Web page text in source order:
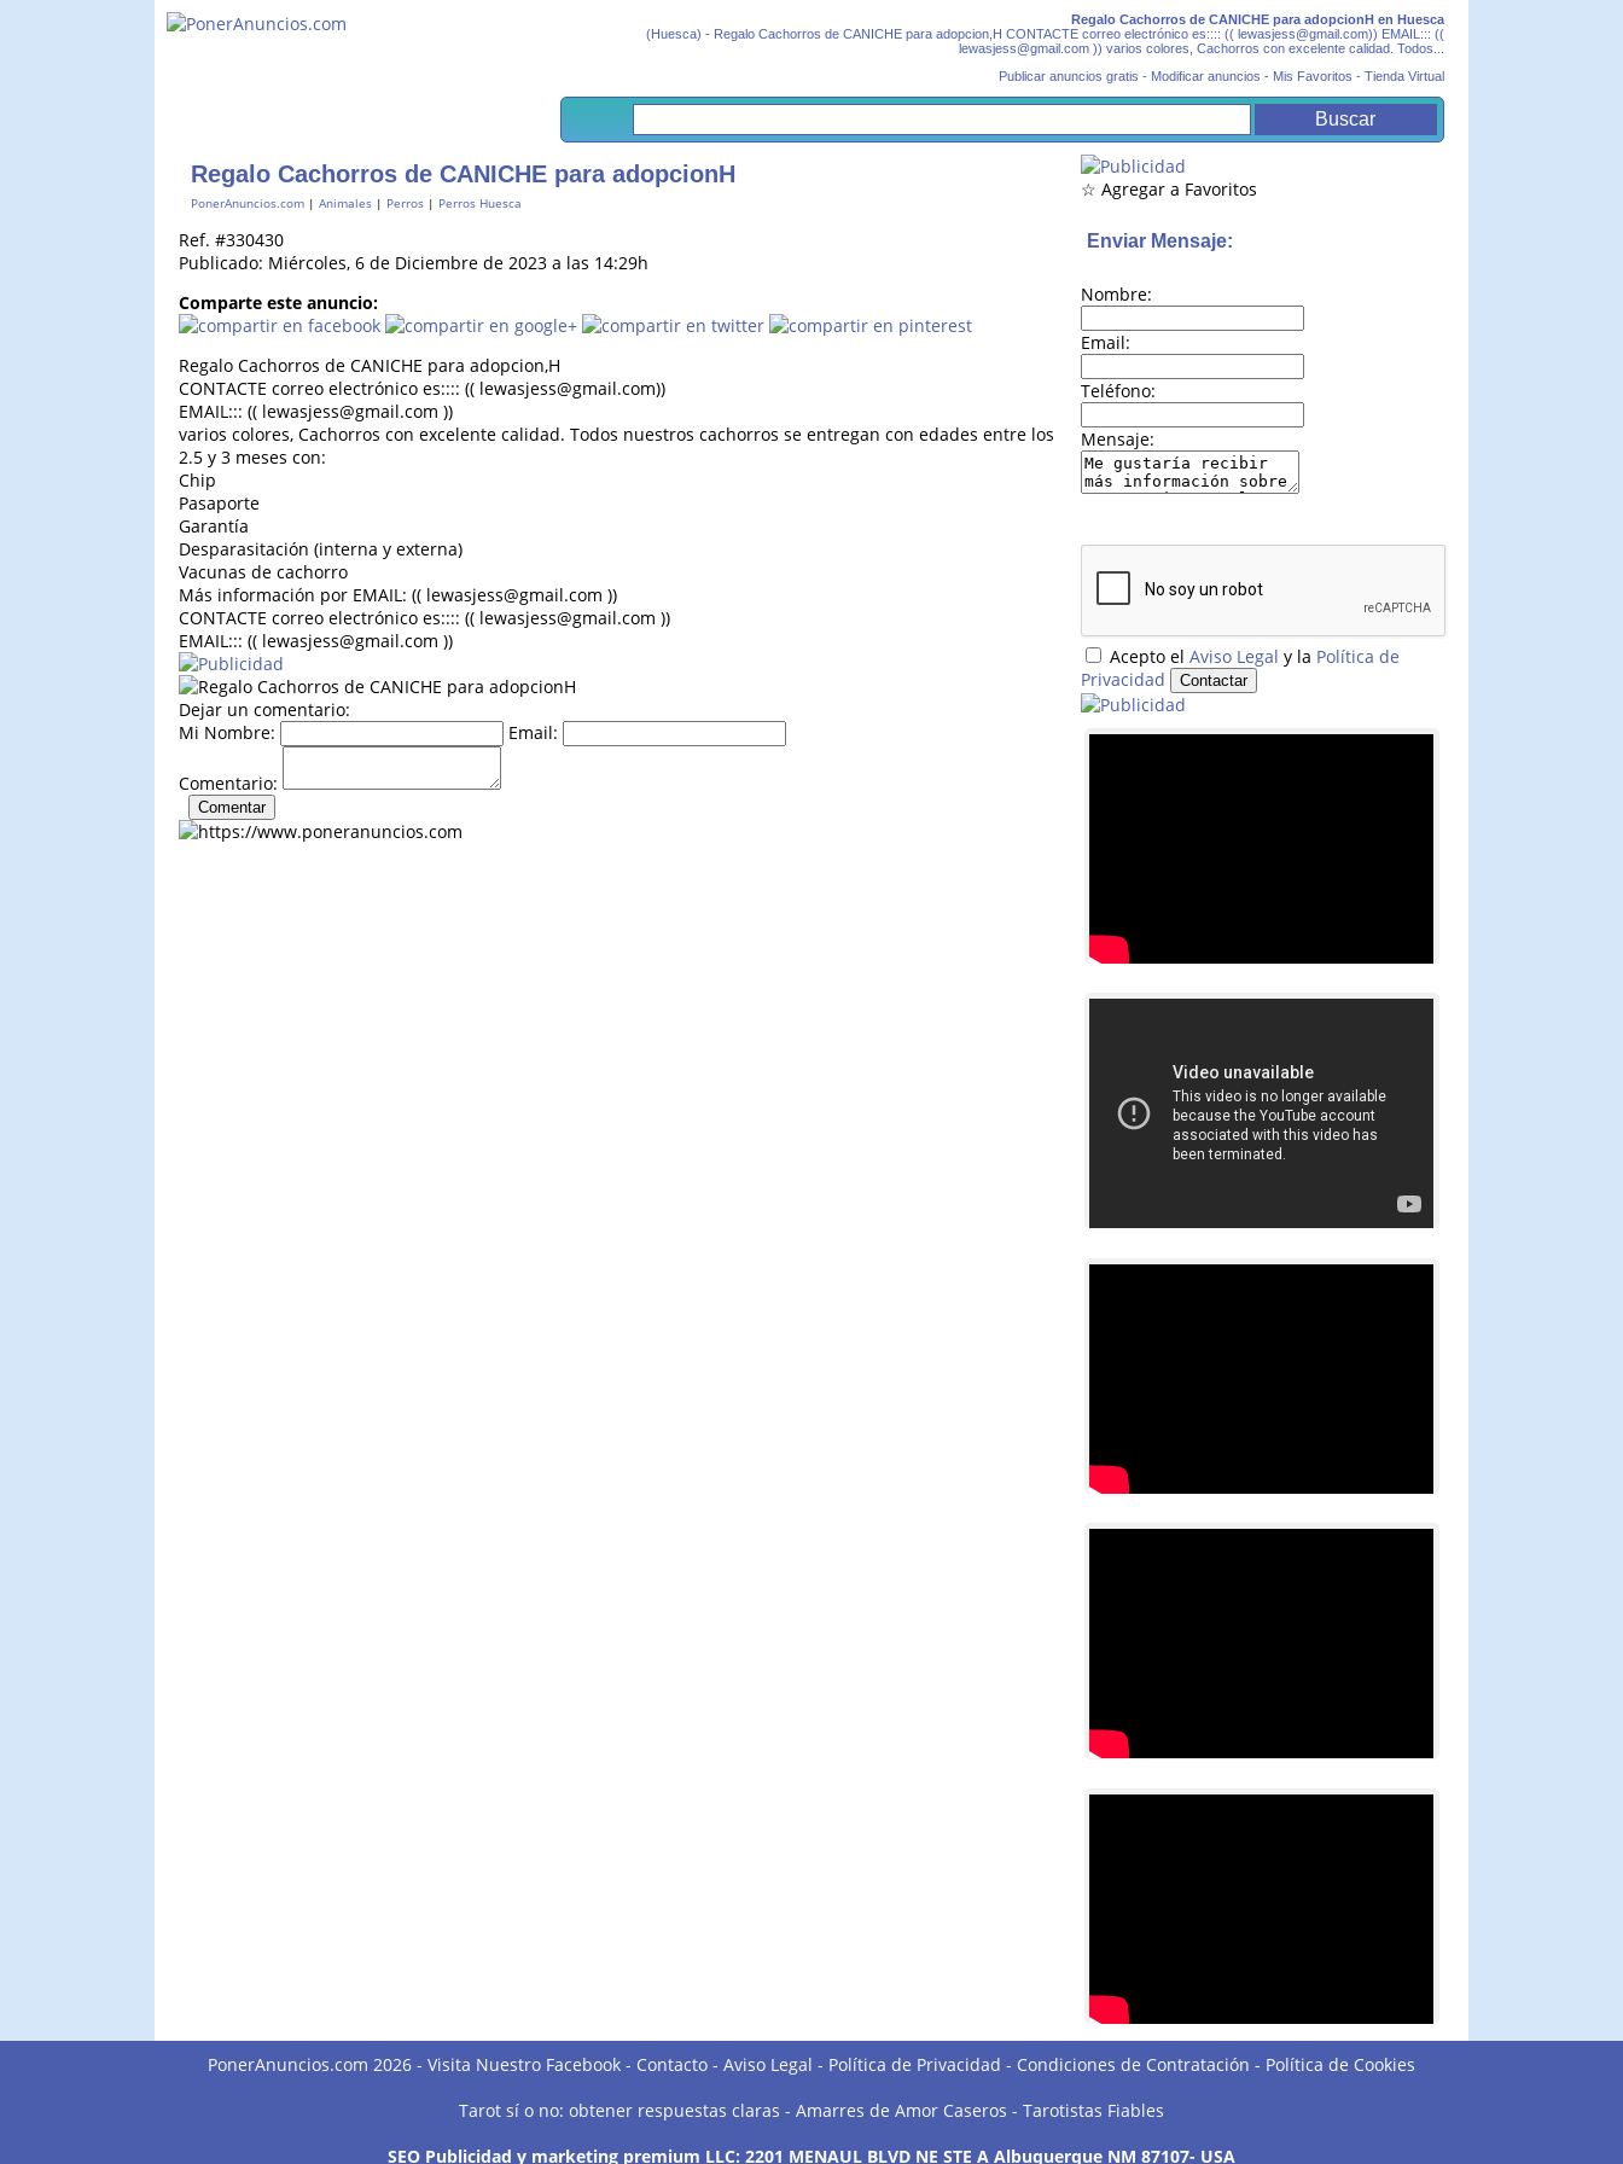
Regalo Cachorros de CANICHE para adopcionH en Huesca
(Huesca) - Regalo Cachorros de CANICHE para adopcion,H CONTACTE correo electrónico es:::: (( lewasjess@gmail.com)) EMAIL::: ((
lewasjess@gmail.com )) varios colores, Cachorros con excelente calidad. Todos...
Publicar anuncios gratis - Modificar anuncios - Mis Favoritos - Tienda Virtual
Regalo Cachorros de CANICHE para adopcionH
PonerAnuncios.com | Animales | Perros | Perros Huesca
Ref. #330430
Publicado: Miércoles, 6 de Diciembre de 2023 a las 14:29h
Comparte este anuncio:
Regalo Cachorros de CANICHE para adopcion,H
CONTACTE correo electrónico es:::: (( lewasjess@gmail.com))
EMAIL::: (( lewasjess@gmail.com ))
varios colores, Cachorros con excelente calidad. Todos nuestros cachorros se entregan con edades entre los
2.5 y 3 meses con:
Chip
Pasaporte
Garantía
Desparasitación (interna y externa)
Vacunas de cachorro
Más información por EMAIL: (( lewasjess@gmail.com ))
CONTACTE correo electrónico es:::: (( lewasjess@gmail.com ))
EMAIL::: (( lewasjess@gmail.com ))
Dejar un comentario:
Mi Nombre:
Email:
Comentario:
☆ Agregar a Favoritos
Enviar Mensaje:
Nombre:
Email:
Teléfono:
Mensaje:
Acepto el Aviso Legal y la Política de
Privacidad
PonerAnuncios.com 2026 - Visita Nuestro Facebook - Contacto - Aviso Legal - Política de Privacidad - Condiciones de Contratación - Política de Cookies
Tarot sí o no: obtener respuestas claras - Amarres de Amor Caseros - Tarotistas Fiables
SEO Publicidad y marketing premium LLC: 2201 MENAUL BLVD NE STE A Albuquerque NM 87107- USA